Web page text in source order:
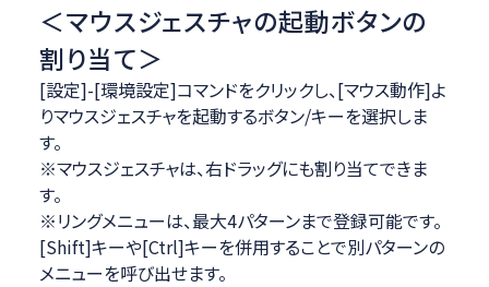
＜マウスジェスチャの起動ボタンの
割り当て＞
[設定]-[環境設定]コマンドをクリックし、[マウス動作]よ
りマウスジェスチャを起動するボタン/キーを選択しま
す。
※マウスジェスチャは、右ドラッグにも割り当てできま
す。
※リングメニューは、最大4パターンまで登録可能です。
[Shift]キーや[Ctrl]キーを併用することで別パターンの
メニューを呼び出せます。